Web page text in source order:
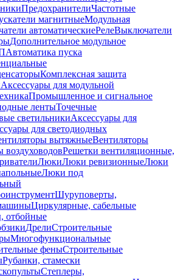
ПредохранителиЧастотные
магнитныеМодульная
автоматическиеРелеВыключатели
Дополнительное модульное
Автоматика пуска
Комплексная защита
Аксессуары для модульной
Промышленное и сигнальное
лентыТочечные
светильникиАксессуары для
для светодиодных
вытяжныеВентиляторы
воздуховодовРешетки вентиляционные,
ЛюкиЛюки ревизионныеЛюки
Люки под
Шуруповерты,
Циркулярные, сабельные
отбойные
ДрелиСтроительные
Многофункциональные
феныСтроительные
Рубанки, стамески
Степлеры,